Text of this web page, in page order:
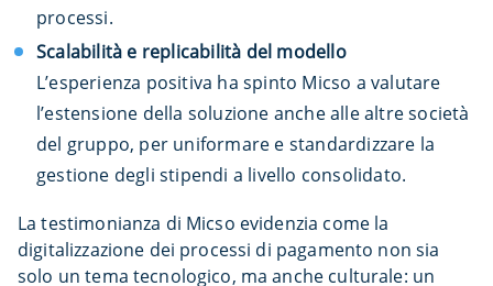
processi.
Scalabilità e replicabilità del modello
L’esperienza positiva ha spinto Micso a valutare
l’estensione della soluzione anche alle altre società
del gruppo, per uniformare e standardizzare la
gestione degli stipendi a livello consolidato.
La testimonianza di Micso evidenzia come la
digitalizzazione dei processi di pagamento non sia
solo un tema tecnologico, ma anche culturale: un